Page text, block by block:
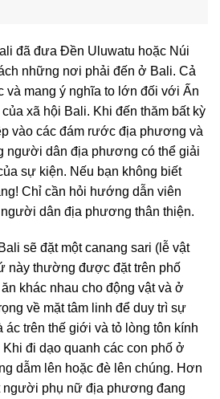
đã đưa Đền Uluwatu hoặc Núi
những nơi phải đến ở Bali. Cả
và mang ý nghĩa to lớn đối với Ấn
xã hội Bali. Khi đến thăm bất kỳ
vào các đám rước địa phương và
người dân địa phương có thể giải
sự kiện. Nếu bạn không biết
Chỉ cần hỏi hướng dẫn viên
dân địa phương thân thiện.
sẽ đặt một canang sari (lễ vật
này thường được đặt trên phố
khác nhau cho động vật và ở
về mặt tâm linh để duy trì sự
ác trên thế giới và tỏ lòng tôn kính
đi dạo quanh các con phố ở
dẫm lên hoặc đè lên chúng. Hơn
người phụ nữ địa phương đang